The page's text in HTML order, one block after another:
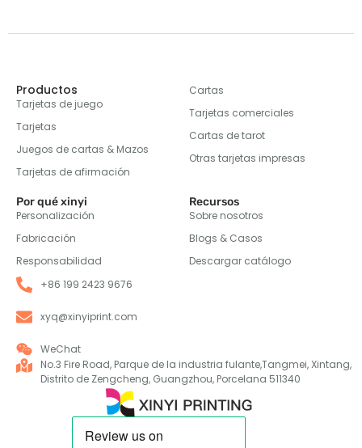
Productos
Tarjetas de juego
Tarjetas
Juegos de cartas & Mazos
Tarjetas de afirmación
Cartas
Tarjetas comerciales
Cartas de tarot
Otras tarjetas impresas
Por qué xinyi
Personalización
Fabricación
Responsabilidad
Recursos
Sobre nosotros
Blogs & Casos
Descargar catálogo
+86 199 2423 9676
xyq@xinyiprint.com
WeChat
No.3 Fire Road, Parque de la industria fulante,Tangmei, Xintang,
Distrito de Zengcheng, Guangzhou, Porcelana 511340